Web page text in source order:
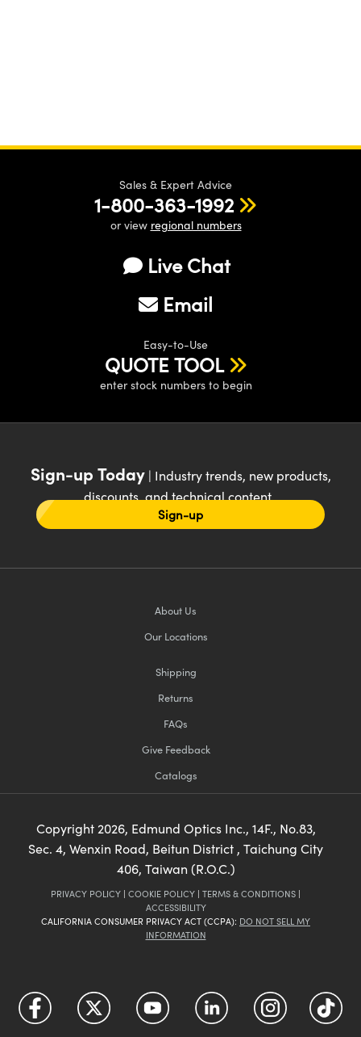
Sales & Expert Advice
1-800-363-1992
or view regional numbers
Live Chat
Email
Easy-to-Use
QUOTE TOOL
enter stock numbers to begin
Sign-up Today| Industry trends, new products,
discounts, and technical content
Sign-up
About Us
Our Locations
Shipping
Returns
FAQs
Give Feedback
Catalogs
Copyright 2026, Edmund Optics Inc., 14F., No.83,
Sec. 4, Wenxin Road, Beitun District , Taichung City
406, Taiwan (R.O.C.)
PRIVACY POLICY | COOKIE POLICY | TERMS & CONDITIONS |
ACCESSIBILITY
CALIFORNIA CONSUMER PRIVACY ACT (CCPA): DO NOT SELL MY
INFORMATION